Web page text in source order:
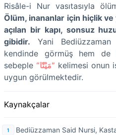
Risâle-i Nur vasıtasıyla
Ölüm, inananlar için hiçlik
açılan bir kapı, sonsuz
gibidir. Yani
kendinde görmüş hem de
sebeple
“مَيْتًا” kelimesi onun
uygun görülmektedir.
Kaynakçalar
Bediüzzaman Said Nursi,